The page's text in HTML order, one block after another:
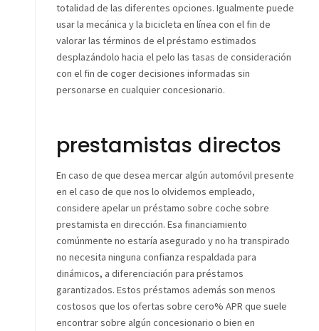
totalidad de las diferentes opciones. Igualmente puede
usar la mecánica y la bicicleta en línea con el fin de
valorar las términos de el préstamo estimados
desplazándolo hacia el pelo las tasas de consideración
con el fin de coger decisiones informadas sin
personarse en cualquier concesionario.
prestamistas directos
En caso de que desea mercar algún automóvil presente
en el caso de que nos lo olvidemos empleado,
considere apelar un préstamo sobre coche sobre
prestamista en dirección. Esa financiamiento
comúnmente no estaría asegurado y no ha transpirado
no necesita ninguna confianza respaldada para
dinámicos, a diferenciación para préstamos
garantizados. Estos préstamos además son menos
costosos que los ofertas sobre cero% APR que suele
encontrar sobre algún concesionario o bien en